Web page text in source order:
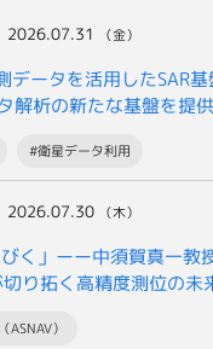
2026.07.31 （金）
データを活用したSAR
解析の新たな基盤を提
#衛星データ利用
2026.07.30 （木）
く」ーー中須賀真一教
り拓く高精度測位の未
）